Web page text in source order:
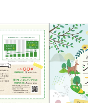
すすめ 観光
お問い合わせ